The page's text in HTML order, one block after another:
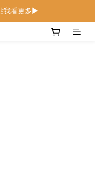
緊補貨！
我看更多▶